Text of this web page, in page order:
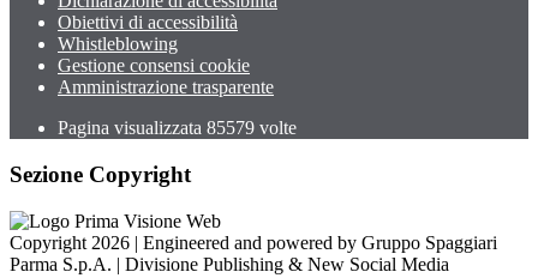
Obiettivi di accessibilità
Whistleblowing
Gestione consensi cookie
Amministrazione trasparente
Pagina visualizzata 85579 volte
Sezione Copyright
Copyright 2026 | Engineered and powered by Gruppo Spaggiari
Parma S.p.A. | Divisione Publishing & New Social Media